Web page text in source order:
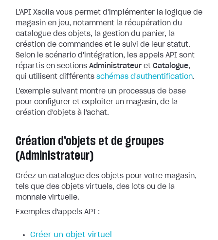
L'API Xsolla vous permet d'implémenter la logique de
magasin en jeu, notamment la récupération du
catalogue des objets, la gestion du panier, la
création de commandes et le suivi de leur statut.
Selon le scénario d'intégration, les appels API sont
répartis en sections Administrateur et Catalogue,
qui utilisent différents schémas d'authentification.
L'exemple suivant montre un processus de base
pour configurer et exploiter un magasin, de la
création d'objets à l'achat.
Création d'objets et de groupes
(Administrateur)
Créez un catalogue des objets pour votre magasin,
tels que des objets virtuels, des lots ou de la
monnaie virtuelle.
Exemples d'appels API :
Créer un objet virtuel